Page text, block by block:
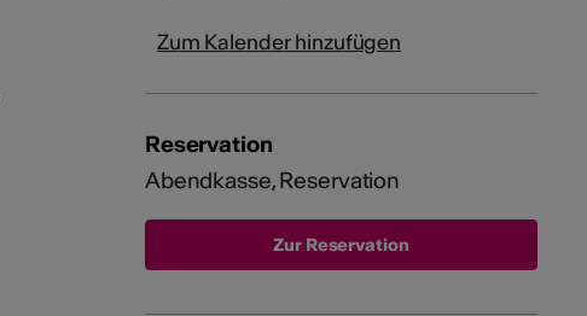
Zum Kalender hinzufügen
Reservation
Abendkasse, Reservation